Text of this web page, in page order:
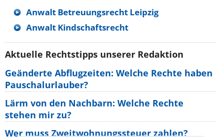
Anwalt Betreuungsrecht Leipzig
Anwalt Kindschaftsrecht
Aktuelle Rechtstipps unserer Redaktion
Geänderte Abflugzeiten: Welche Rechte haben
Pauschalurlauber?
Lärm von den Nachbarn: Welche Rechte
stehen mir zu?
Wer muss Zweitwohnungssteuer zahlen?